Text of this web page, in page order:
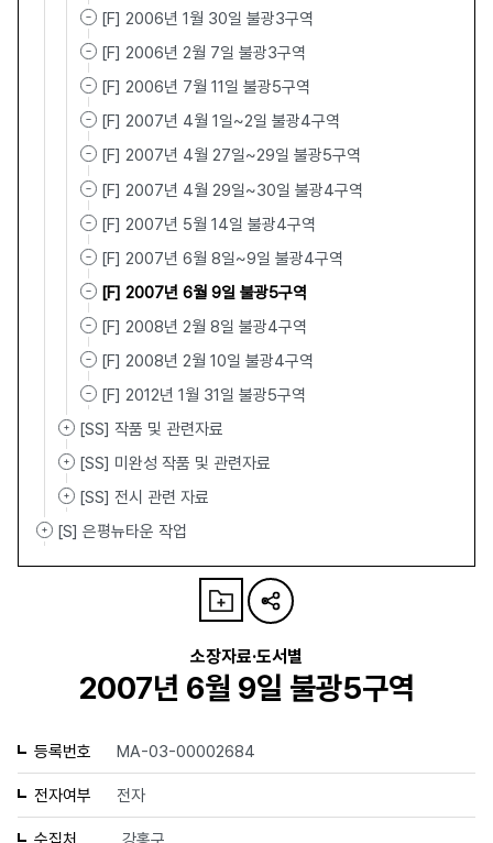
[F] 2006년 1월 30일 불광3구역
[F] 2006년 2월 7일 불광3구역
[F] 2006년 7월 11일 불광5구역
[F] 2007년 4월 1일~2일 불광4구역
[F] 2007년 4월 27일~29일 불광5구역
[F] 2007년 4월 29일~30일 불광4구역
[F] 2007년 5월 14일 불광4구역
[F] 2007년 6월 8일~9일 불광4구역
[F] 2007년 6월 9일 불광5구역
[F] 2008년 2월 8일 불광4구역
[F] 2008년 2월 10일 불광4구역
[F] 2012년 1월 31일 불광5구역
[SS] 작품 및 관련자료
[SS] 미완성 작품 및 관련자료
[SS] 전시 관련 자료
[S] 은평뉴타운 작업
소장자료·도서별
2007년 6월 9일 불광5구역
등록번호 MA-03-00002684
전자여부 전자